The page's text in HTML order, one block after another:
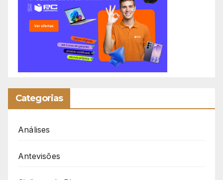
Categorias
Análises
Antevisões